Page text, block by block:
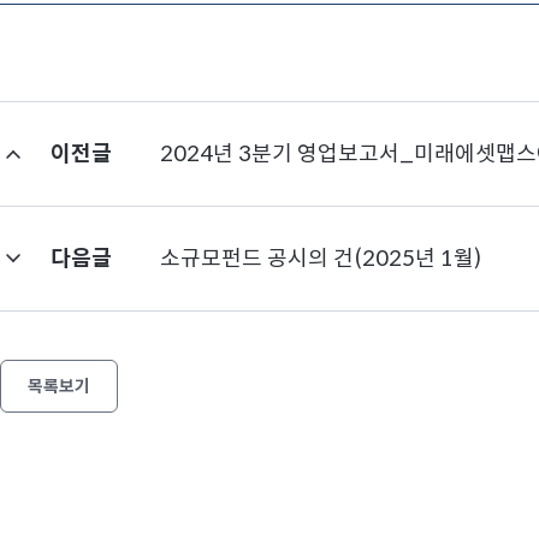
이전글 2024년 3분기 영업보고서_미래에셋맵
다음글 소규모펀드 공시의 건(2025년 1월)
목록보기